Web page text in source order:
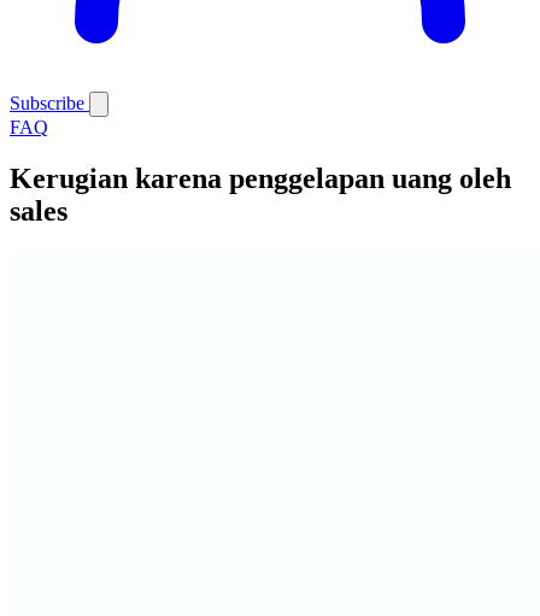
Subscribe
FAQ
Kerugian karena penggelapan uang oleh
sales